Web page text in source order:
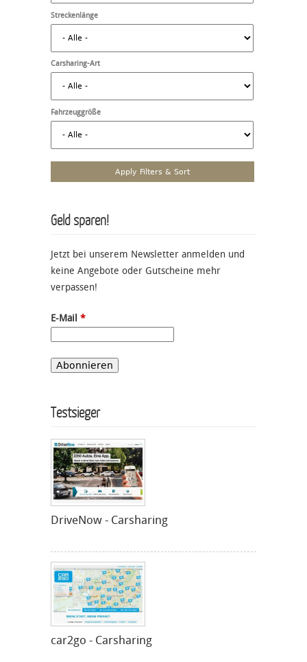
Streckenlänge
Carsharing-Art
Fahrzeuggröße
Geld sparen!
Jetzt bei unserem Newsletter anmelden und
keine Angebote oder Gutscheine mehr
verpassen!
E-Mail *
Testsieger
DriveNow - Carsharing
car2go - Carsharing